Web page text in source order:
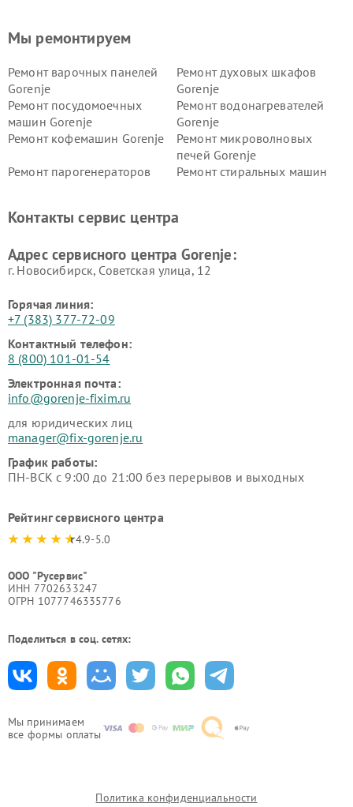
Мы принимаем
все формы оплаты
Мы ремонтируем
Ремонт варочных панелей
Gorenje
Ремонт духовых шкафов
Gorenje
Ремонт посудомоечных
машин Gorenje
Ремонт водонагревателей
Gorenje
Ремонт кофемашин Gorenje
Ремонт микроволновых
печей Gorenje
Ремонт парогенераторов
Ремонт стиральных машин
Контакты сервис центра
Адрес сервисного центра Gorenje:
г. Новосибирск, Советская улица, 12
Горячая линия:
+7 (383) 377-72-09
Контактный телефон:
8 (800) 101-01-54
Электронная почта:
info@gorenje-fixim.ru
для юридических лиц
manager@fix-gorenje.ru
График работы:
ПН-ВСК с 9:00 до 21:00 без перерывов и выходных
Рейтинг сервисного центра
4.9-5.0
ООО "Русервис"
ИНН 7702633247
ОГРН 1077746335776
Поделиться в соц. сетях:
Политика конфиденциальности